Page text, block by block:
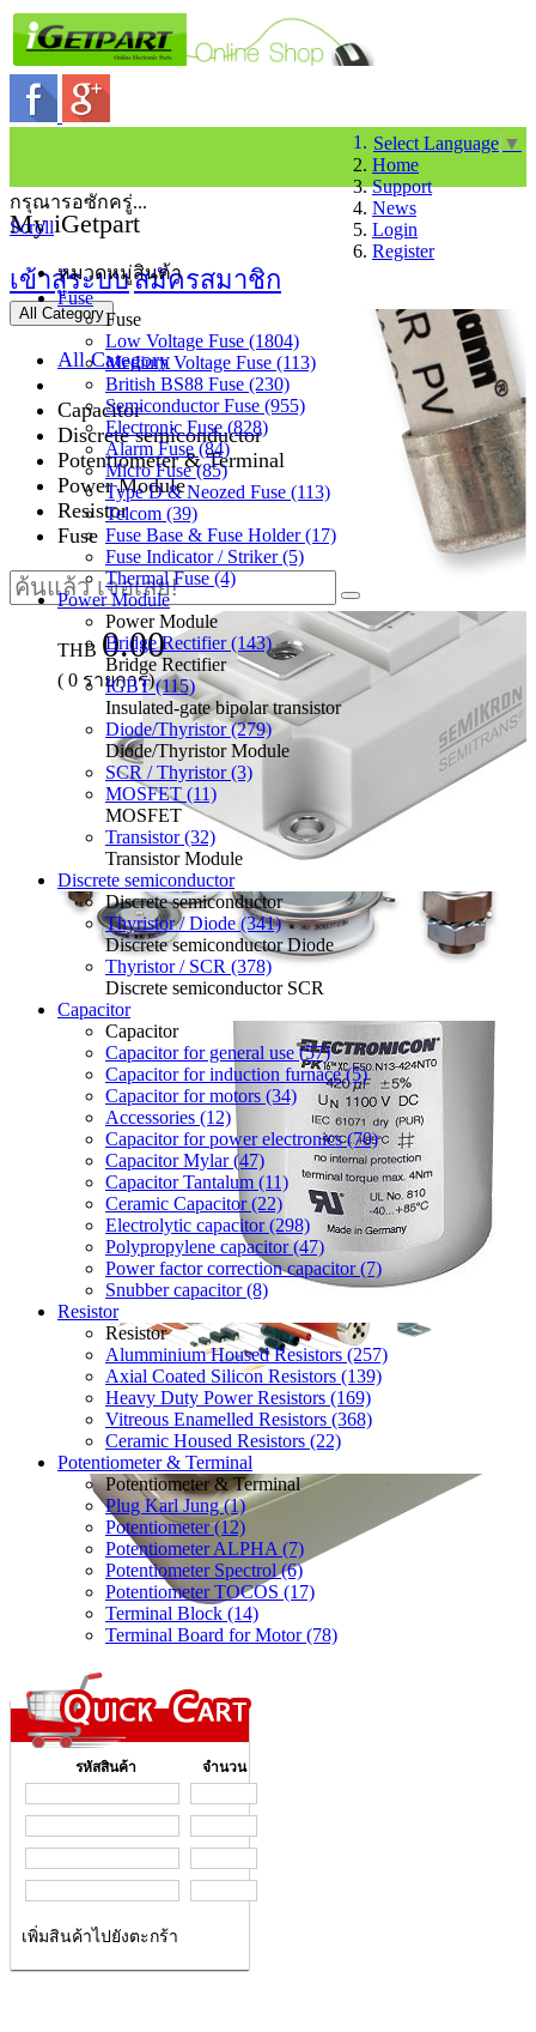
Select Language ▼
Home
Support
News
Login
Register
My iGetpart
เข้าสู่ระบบสมัครสมาชิก
All Category
All Category
Capacitor
Discrete semiconductor
Potentiometer & Terminal
Power Module
Resistor
Fuse
THB 0.00
( 0 รายการ)
กรุณารอซักครู่...
Scroll
หมวดหมู่สินค้า
Fuse
Fuse
Low Voltage Fuse (1804)
Medium Voltage Fuse (113)
British BS88 Fuse (230)
Semiconductor Fuse (955)
Electronic Fuse (828)
Alarm Fuse (84)
Micro Fuse (85)
Type D & Neozed Fuse (113)
Telcom (39)
Fuse Base & Fuse Holder (17)
Fuse Indicator / Striker (5)
Thermal Fuse (4)
Power Module
Power Module
Bridge Rectifier (143)
Bridge Rectifier
IGBT (115)
Insulated-gate bipolar transistor
Diode/Thyristor (279)
Diode/Thyristor Module
SCR / Thyristor (3)
MOSFET (11)
MOSFET
Transistor (32)
Transistor Module
Discrete semiconductor
Discrete semiconductor
Thyristor / Diode (341)
Discrete semiconductor Diode
Thyristor / SCR (378)
Discrete semiconductor SCR
Capacitor
Capacitor
Capacitor for general use (57)
Capacitor for induction furnace (5)
Capacitor for motors (34)
Accessories (12)
Capacitor for power electronics (70)
Capacitor Mylar (47)
Capacitor Tantalum (11)
Ceramic Capacitor (22)
Electrolytic capacitor (298)
Polypropylene capacitor (47)
Power factor correction capacitor (7)
Snubber capacitor (8)
Resistor
Resistor
Alumminium Housed Resistors (257)
Axial Coated Silicon Resistors (139)
Heavy Duty Power Resistors (169)
Vitreous Enamelled Resistors (368)
Ceramic Housed Resistors (22)
Potentiometer & Terminal
Potentiometer & Terminal
Plug Karl Jung (1)
Potentiometer (12)
Potentiometer ALPHA (7)
Potentiometer Spectrol (6)
Potentiometer TOCOS (17)
Terminal Block (14)
Terminal Board for Motor (78)
รหัสสินค้า จำนวน
เพิ่มสินค้าไปยังตะกร้า